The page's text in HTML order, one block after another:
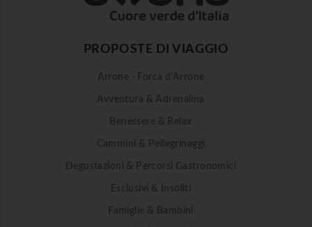
PROPOSTE DI VIAGGIO
Arrone - Forca d'Arrone
Avventura & Adrenalina
Benessere & Relax
Cammini & Pellegrinaggi
Degustazioni & Percorsi Gastronomici
Esclusivi & Insoliti
Famiglie & Bambini